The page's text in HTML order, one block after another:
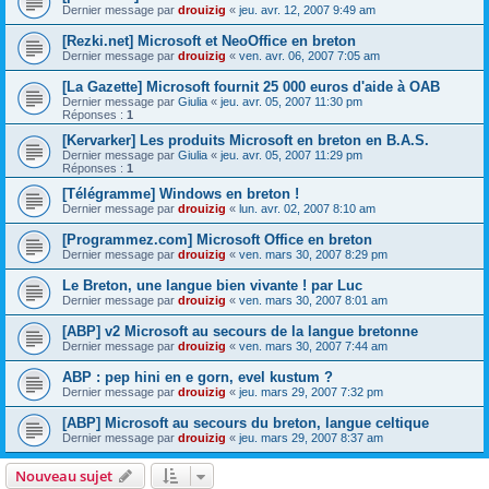
Dernier message par drouizig « jeu. avr. 12, 2007 9:49 am
[Rezki.net] Microsoft et NeoOffice en breton
Dernier message par drouizig « ven. avr. 06, 2007 7:05 am
[La Gazette] Microsoft fournit 25 000 euros d'aide à OAB
Dernier message par Giulia « jeu. avr. 05, 2007 11:30 pm
Réponses : 1
[Kervarker] Les produits Microsoft en breton en B.A.S.
Dernier message par Giulia « jeu. avr. 05, 2007 11:29 pm
Réponses : 1
[Télégramme] Windows en breton !
Dernier message par drouizig « lun. avr. 02, 2007 8:10 am
[Programmez.com] Microsoft Office en breton
Dernier message par drouizig « ven. mars 30, 2007 8:29 pm
Le Breton, une langue bien vivante ! par Luc
Dernier message par drouizig « ven. mars 30, 2007 8:01 am
[ABP] v2 Microsoft au secours de la langue bretonne
Dernier message par drouizig « ven. mars 30, 2007 7:44 am
ABP : pep hini en e gorn, evel kustum ?
Dernier message par drouizig « jeu. mars 29, 2007 7:32 pm
[ABP] Microsoft au secours du breton, langue celtique
Dernier message par drouizig « jeu. mars 29, 2007 8:37 am
Nouveau sujet